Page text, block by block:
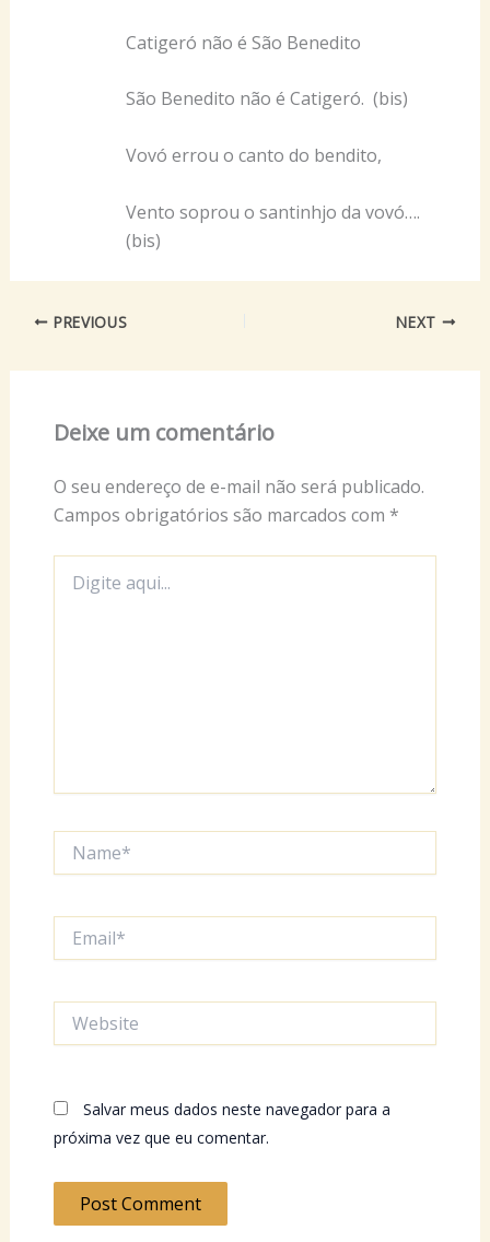
Catigeró não é São Benedito
São Benedito não é Catigeró. (bis)
Vovó errou o canto do bendito,
Vento soprou o santinhjo da vovó….
(bis)
PREVIOUS NEXT
Deixe um comentário
O seu endereço de e-mail não será publicado.
Campos obrigatórios são marcados com *
aqui...
Salvar meus dados neste navegador para a
próxima vez que eu comentar.